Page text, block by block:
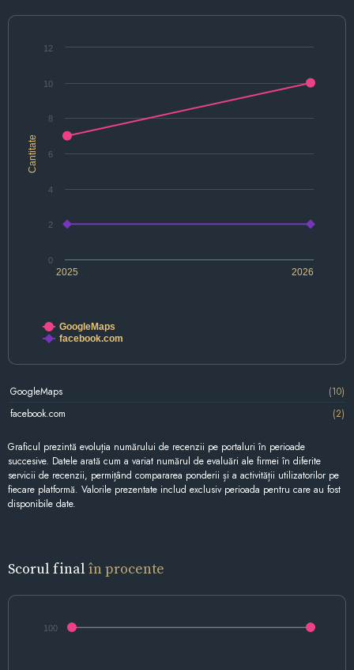
Cantitate
2025 2026
0
2
4
6
8
10
12
GoogleMaps
facebook.com
GoogleMaps
(10)
facebook.com
(2)
Graficul prezintă evoluția numărului de recenzii pe portaluri în perioade
succesive. Datele arată cum a variat numărul de evaluări ale firmei în diferite
servicii de recenzii, permițând compararea ponderii și a activității utilizatorilor pe
fiecare platformă. Valorile prezentate includ exclusiv perioada pentru care au fost
disponibile date.
Scorul final în procente
100